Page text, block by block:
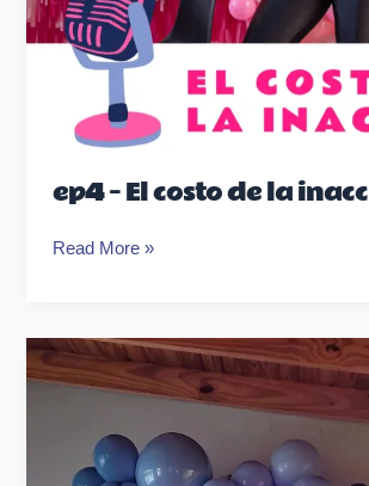
ep4 – El costo de la
Read More »
Errores
típicos
cotizar
decoración